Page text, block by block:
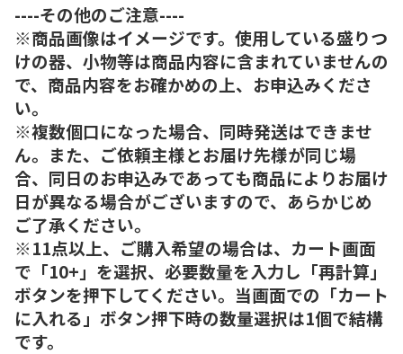
----その他のご注意----
※商品画像はイメージです。使用している盛りつ
けの器、小物等は商品内容に含まれていませんの
で、商品内容をお確かめの上、お申込みくださ
い。
※複数個口になった場合、同時発送はできませ
ん。また、ご依頼主様とお届け先様が同じ場
合、同日のお申込みであっても商品によりお届け
日が異なる場合がございますので、あらかじめ
ご了承ください。
※11点以上、ご購入希望の場合は、カート画面
で「10+」を選択、必要数量を入力し「再計算」
ボタンを押下してください。当画面での「カート
に入れる」ボタン押下時の数量選択は1個で結構
です。